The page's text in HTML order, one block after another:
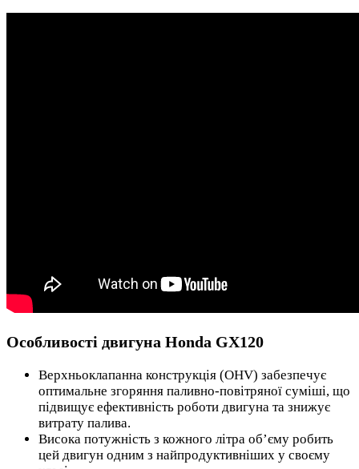
Особливості двигуна Honda GX120
Верхньоклапанна конструкція (OHV) забезпечує
оптимальне згоряння паливно-повітряної суміші, що
підвищує ефективність роботи двигуна та знижує
витрату палива.
Висока потужність з кожного літра об’єму робить
цей двигун одним з найпродуктивніших у своєму